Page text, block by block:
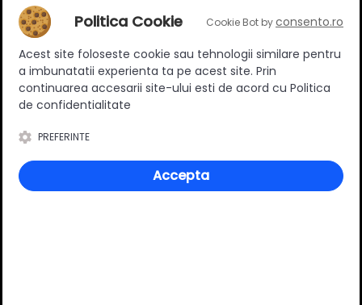
Maner mobilier B0014, 256
mm interaxa, metalic,
finisaj crom
13.50 RON
Adauga in cos
Maner B0014, 320mm,
crom
Politica Cookie Cookie Bot byconsento.ro
Acest site foloseste cookie sau tehnologii similare pentru
a imbunatatii experienta ta pe acest site. Prin
continuarea accesarii site-ului esti de acord cu Politica
de confidentialitate
PREFERINTE
Accepta